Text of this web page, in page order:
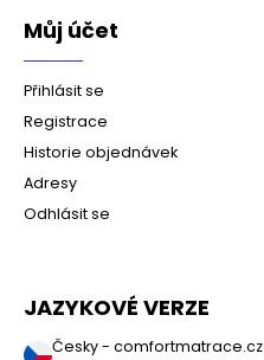
Můj účet
Přihlásit se
Registrace
Historie objednávek
Adresy
Odhlásit se
JAZYKOVÉ VERZE
Česky - comfortmatrace.cz